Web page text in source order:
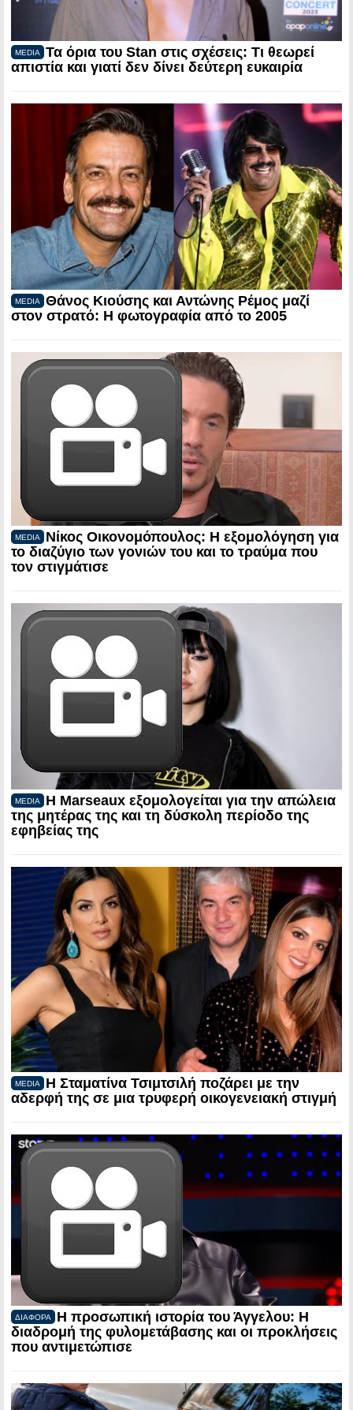
MEDIA
Τα όρια του Stan στις σχέσεις: Τι θεωρεί
απιστία και γιατί δεν δίνει δεύτερη ευκαιρία
MEDIA
Θάνος Κιούσης και Αντώνης Ρέμος μαζί
στον στρατό: Η φωτογραφία από το 2005
MEDIA
Νίκος Οικονομόπουλος: Η εξομολόγηση για
το διαζύγιο των γονιών του και το τραύμα που
τον στιγμάτισε
MEDIA
Η Marseaux εξομολογείται για την απώλεια
της μητέρας της και τη δύσκολη περίοδο της
εφηβείας της
MEDIA
Η Σταματίνα Τσιμτσιλή ποζάρει με την
αδερφή της σε μια τρυφερή οικογενειακή στιγμή
ΔΙΑΦΟΡΑ
Η προσωπική ιστορία του Άγγελου: Η
διαδρομή της φυλομετάβασης και οι προκλήσεις
που αντιμετώπισε